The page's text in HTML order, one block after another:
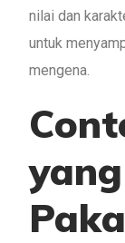
nilai dan
untuk
mengena.